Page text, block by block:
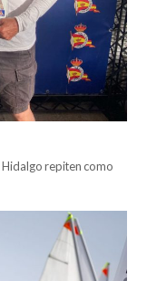
Hidalgo repiten como